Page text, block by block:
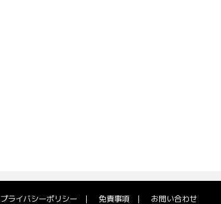
プライバシーポリシー 免責事項 お問い合わせ